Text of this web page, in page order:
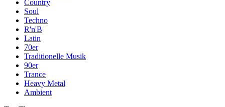
Country
Soul
Techno
R'n'B
Latin
70er
Traditionelle Musik
90er
Trance
Heavy Metal
Ambient